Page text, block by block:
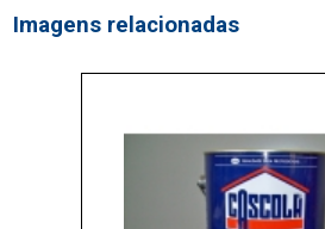
Imagens relacionadas